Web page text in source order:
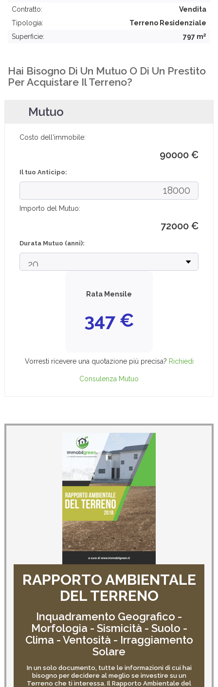
Contratto:
Vendita
Tipologia:
Terreno Residenziale
Superficie:
797 m2
Hai Bisogno Di Un Mutuo O Di Un Prestito
Per Acquistare Il Terreno?
Mutuo
Costo dell'immobile:
90000 €
Il tuo Anticipo:
Importo del Mutuo:
72000 €
Durata Mutuo (anni):
Rata Mensile
347€
Vorresti ricevere una quotazione più precisa? Richiedi
Consulenza Mutuo
RAPPORTO AMBIENTALE
DEL TERRENO
Inquadramento Geografico -
Morfologia - Sismicità - Suolo -
Clima - Ventosità - Irraggiamento
Solare
In un solo documento, tutte le informazioni di cui hai
bisogno per decidere al meglio se investire su un
Terreno che ti interessa. Il Rapporto Ambientale del